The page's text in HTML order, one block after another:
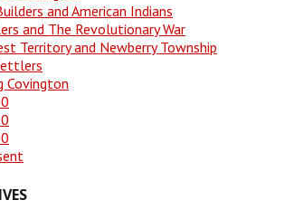
and American Indians
and The Revolutionary War
Territory and Newberry Township
Covington